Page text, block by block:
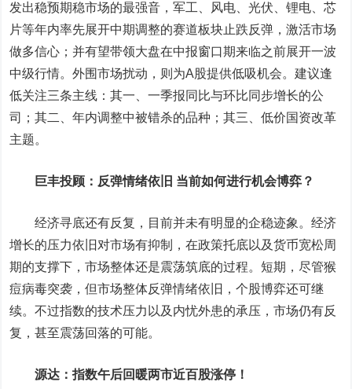
发出稳预期稳市场的最强音，军工
、风电、光伏、锂电、芯
片等年内率先展开中期调整的赛道板块止跌反弹，激活市场
做多信心；并有望带领大盘在中报窗口期来临之前展开一波
中级行情。外围市场扰动，则为A股提供低吸机会。建议逢
低关注三条主线：其一、一季报同比与环比同步增长的公
司；其二、年内调整中被错杀的品种；其三、低价国资改革
主题。
巨丰投顾：反弹情绪依旧 当前如何进行机会博弈？
经济寻底还有反复，目前并未有明显的企稳迹象。经济
增长的压力依旧对市场有抑制，在政策托底以及货币宽松周
期的支撑下，市场整体还是震荡筑底的过程。短期，尽管猴
痘病毒突袭，但市场整体反弹情绪依旧，个股博弈还可继
续。不过指数的技术压力以及内忧外患的承压，市场仍有反
复，甚至震荡回落的可能。
源达：指数午后回暖两市近百股涨停！